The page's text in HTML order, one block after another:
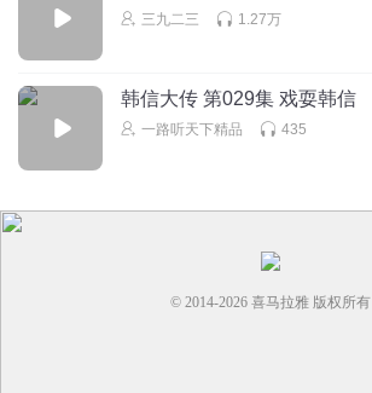
三九二三 1.27万
韩信大传 第029集 戏耍韩信
一路听天下精品 435
© 2014-2026 喜马拉雅 版权所有